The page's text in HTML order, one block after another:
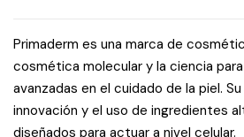
Primaderm es una marca de
cosmética molecular y la ciencia
avanzadas en el cuidado de la piel.
innovación y el uso de ingredientes
diseñados para actuar a nivel celular.